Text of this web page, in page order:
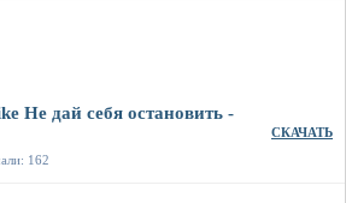
Не дай себя остановить -
162
СКАЧАТЬ